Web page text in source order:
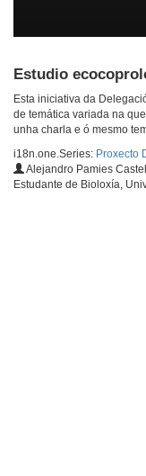
Estudio
Esta iniciativa da
de temática variada na
unha charla e ó mesmo
i18n.one.Series: Proxecto
Alejandro Pamies
Estudante de Bioloxía,